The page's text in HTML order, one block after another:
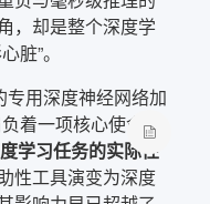
，却是整个深度学
脏”。
用深度神经网络加
着一项核心使命：
学习任务的实际性
性工具演变为深度